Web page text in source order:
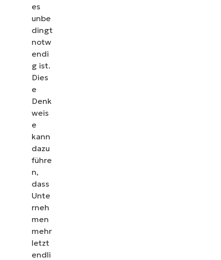
es
unbe
dingt
notw
endi
g ist.
Dies
e
Denk
weis
e
kann
dazu
führe
n,
dass
Unte
rneh
men
mehr
letzt
endli